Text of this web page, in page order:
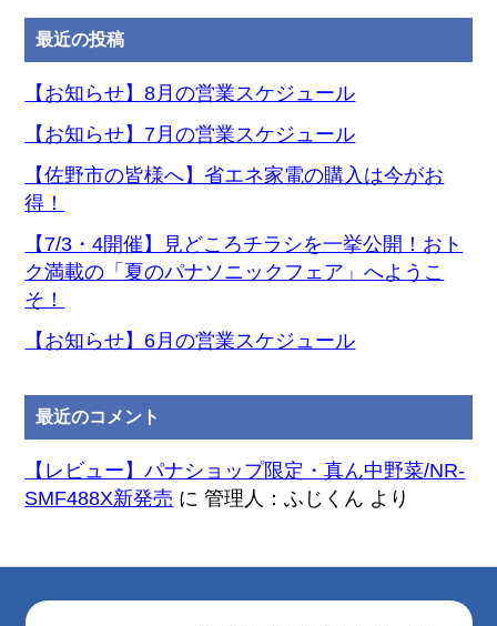
ア
ー
カ
ブ
最近の投稿
【お知らせ】8月の営業スケジュール
【お知らせ】7月の営業スケジュール
【佐野市の皆様へ】省エネ家電の購入は今がお
得！
【7/3・4開催】見どころチラシを一挙公開！おト
ク満載の「夏のパナソニックフェア」へようこ
そ！
【お知らせ】6月の営業スケジュール
最近のコメント
【レビュー】パナショップ限定・真ん中野菜/NR-
SMF488X新発売 に管理人：ふじくん より